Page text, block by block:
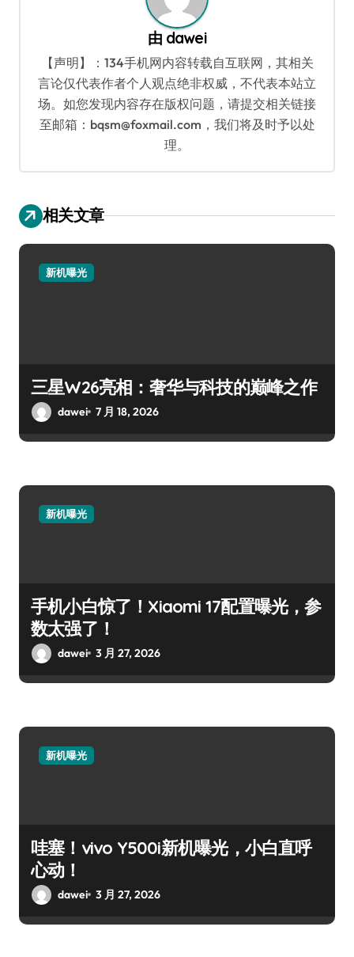
由 dawei
【声明】：134手机网内容转载自互联网，其相关
言论仅代表作者个人观点绝非权威，不代表本站立
场。如您发现内容存在版权问题，请提交相关链接
至邮箱：bqsm@foxmail.com，我们将及时予以处
理。
相关文章
新机曝光
三星W26亮相：奢华与科技的巅峰之作
dawei 7 月 18, 2026
新机曝光
手机小白惊了！Xiaomi 17配置曝光，参
数太强了！
dawei 3 月 27, 2026
新机曝光
哇塞！vivo Y500i新机曝光，小白直呼
心动！
dawei 3 月 27, 2026